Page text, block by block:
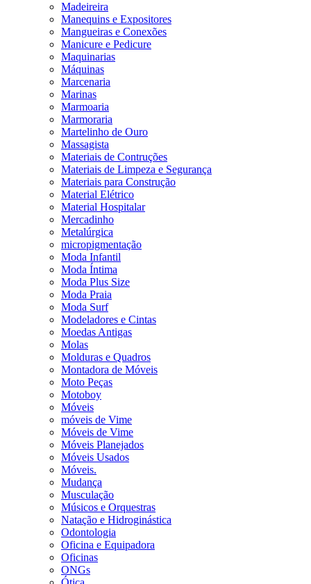
Madeireira
Manequins e Expositores
Mangueiras e Conexões
Manicure e Pedicure
Maquinarias
Máquinas
Marcenaria
Marinas
Marmoaria
Marmoraria
Martelinho de Ouro
Massagista
Materiais de Contruções
Materiais de Limpeza e Segurança
Materiais para Construção
Material Elétrico
Material Hospitalar
Mercadinho
Metalúrgica
micropigmentação
Moda Infantil
Moda Íntima
Moda Plus Size
Moda Praia
Moda Surf
Modeladores e Cintas
Moedas Antigas
Molas
Molduras e Quadros
Montadora de Móveis
Moto Peças
Motoboy
Móveis
móveis de Vime
Móveis de Vime
Móveis Planejados
Móveis Usados
Móveis.
Mudança
Musculação
Músicos e Orquestras
Natação e Hidroginástica
Odontologia
Oficina e Equipadora
Oficinas
ONGs